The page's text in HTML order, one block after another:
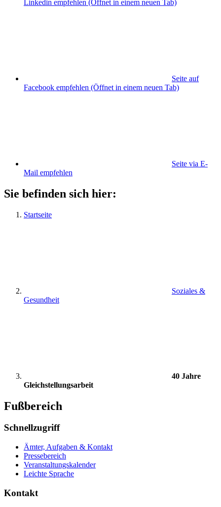
Linkedin empfehlen (Öffnet in einem neuen Tab)
Seite auf
Facebook empfehlen (Öffnet in einem neuen Tab)
Seite via E-
Mail empfehlen
Sie befinden sich hier:
Startseite
Soziales &
Gesundheit
40 Jahre
Gleichstellungsarbeit
Fußbereich
Schnellzugriff
Ämter, Aufgaben & Kontakt
Pressebereich
Veranstaltungskalender
Leichte Sprache
Kontakt